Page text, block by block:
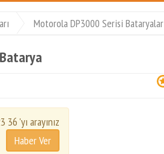
Motorola DP3000 Serisi Bataryalar
'yı arayınız